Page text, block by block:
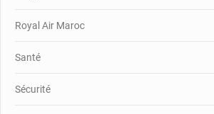
Royal Air Maroc
Santé
Sécurité